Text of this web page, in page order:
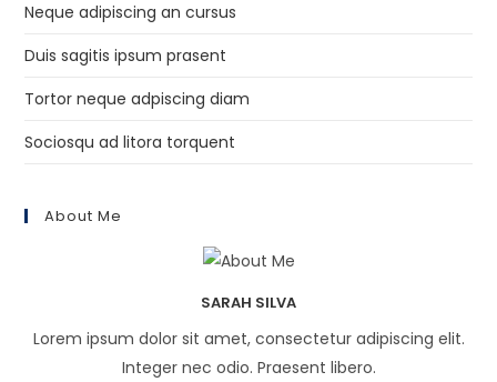
Neque adipiscing an cursus
Duis sagitis ipsum prasent
Tortor neque adpiscing diam
Sociosqu ad litora torquent
About Me
SARAH SILVA
Lorem ipsum dolor sit amet, consectetur adipiscing elit.
Integer nec odio. Praesent libero.